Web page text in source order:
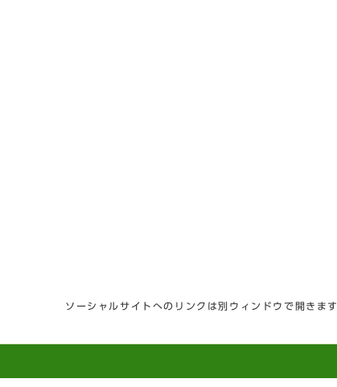
ソーシャルサイトへのリンクは別ウィンドウで開きます